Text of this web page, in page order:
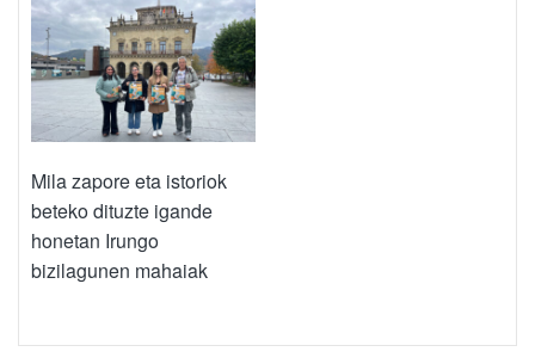
Mila zapore eta istoriok
beteko dituzte igande
honetan Irungo
bizilagunen mahaiak